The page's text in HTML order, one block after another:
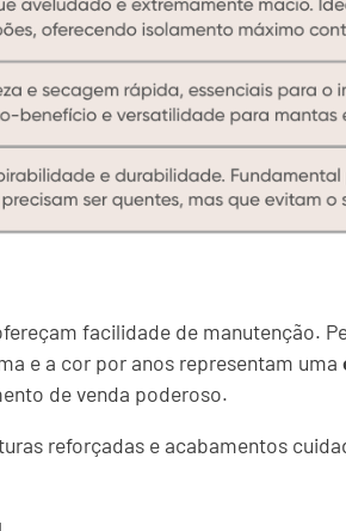
facilidade de manutenção.
e a cor por anos representam uma
de venda poderoso.
reforçadas e acabamentos